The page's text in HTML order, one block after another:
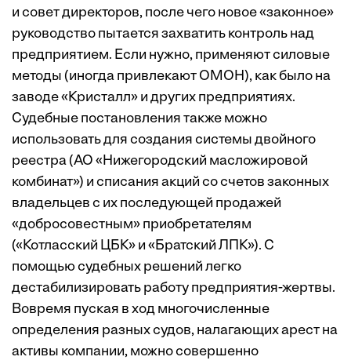
и совет директоров, после чего новое «законное»
руководство пытается захватить контроль над
предприятием. Если нужно, применяют силовые
методы (иногда привлекают ОМОН), как было на
заводе «Кристалл» и других предприятиях.
Судебные постановления также можно
использовать для создания системы двойного
реестра (АО «Нижегородский масложировой
комбинат») и списания акций со счетов законных
владельцев с их последующей продажей
«добросовестным» приобретателям
(«Котласский ЦБК» и «Братский ЛПК»). С
помощью судебных решений легко
дестабилизировать работу предприятия-жертвы.
Вовремя пуская в ход многочисленные
определения разных судов, налагающих арест на
активы компании, можно совершенно